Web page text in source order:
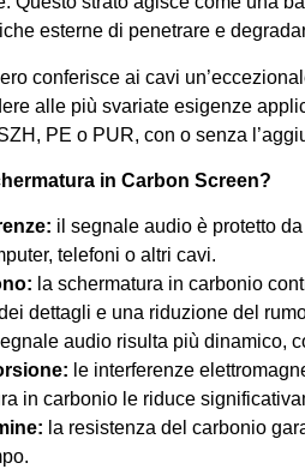
esterne di penetrare e
conferisce ai cavi
alle più svariate esigenze
PE o PUR, con o senza
in Carbon Screen?
il segnale audio è protetto
telefoni o altri cavi.
la schermatura in carbonio
dettagli e una riduzione del
audio risulta più dinamico,
le interferenze
in carbonio le riduce
la resistenza del carbonio